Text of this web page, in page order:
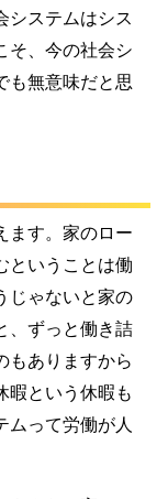
システムはシス
そ、今の社会シ
も無意味だと思
ます。家のロー
ということは働
じゃないと家の
、ずっと働き詰
もありますから
暇という休暇も
ムって労働が人